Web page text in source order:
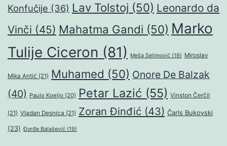
Konfučije (36) Lav Tolstoj (50) Leonardo da
Vinči (45) Mahatma Gandi (50) Marko
Tulije Ciceron (81) Meša Selimović (19) Miroslav
Mika Antić (21) Muhamed (50) Onore De Balzak
(40) Paulo Koeljo (20) Petar Lazić (55) Vinston Čerčil
(21) Vladan Desnica (21) Zoran Đinđić (43) Čarls Bukovski
(23) Đorđe Balašević (19)